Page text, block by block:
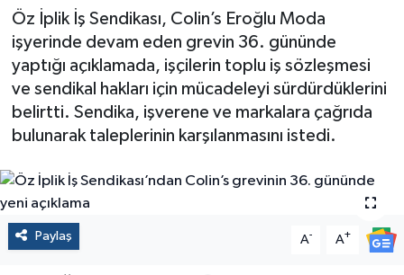
Öz İplik İş Sendikası, Colin’s Eroğlu Moda
işyerinde devam eden grevin 36. gününde
yaptığı açıklamada, işçilerin toplu iş sözleşmesi
ve sendikal hakları için mücadeleyi sürdürdüklerini
belirtti. Sendika, işverene ve markalara çağrıda
bulunarak taleplerinin karşılanmasını istedi.
Paylaş A- A+
Çevre - İklim
Dünya
Kültür - Sanat
Politika
Sağlık
Tüm Manşetler
Son Dakika Haberleri